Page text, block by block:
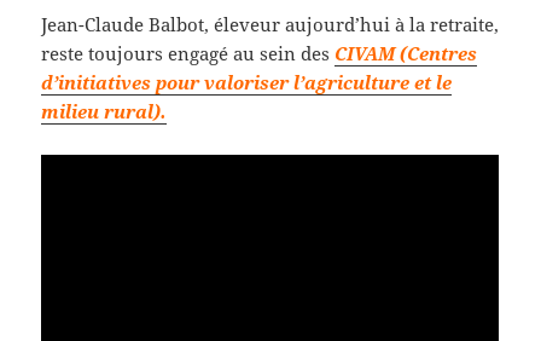
Jean-Claude Balbot, éleveur aujourd’hui à la retraite,
reste toujours engagé au sein des CIVAM (Centres
d’initiatives pour valoriser l’agriculture et le
milieu rural).